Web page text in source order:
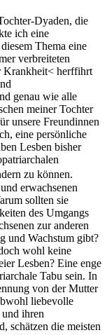
Dyaden, die
ich eine
Thema eine
verbreiteten
Krankheit< herffihrt
genau wie alle
meiner Tochter
unsere Freundinnen
eine persönliche
Lesben bisher
zu können.
erwachsenen
sollten sie
des Umgangs
zur anderen
und Wachstum gibt?
wohl keine
Lesben? Eine enge
Tabu sein. In
von der Mutter
liebevolle
ihren
schätzen die meisten